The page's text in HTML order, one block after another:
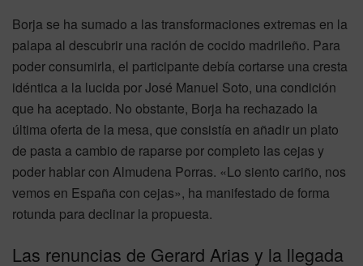
Borja se ha sumado a las transformaciones extremas en la
palapa al descubrir una ración de cocido madrileño. Para
poder consumirla, el participante debía cortarse una cresta
idéntica a la lucida por José Manuel Soto, una condición
que ha aceptado. No obstante, Borja ha rechazado la
última oferta de la mesa, que consistía en añadir un plato
de pasta a cambio de raparse por completo las cejas y
poder hablar con Almudena Porras. «Lo siento cariño, nos
vemos en España con cejas», ha manifestado de forma
rotunda para declinar la propuesta.
Las renuncias de Gerard Arias y la llegada